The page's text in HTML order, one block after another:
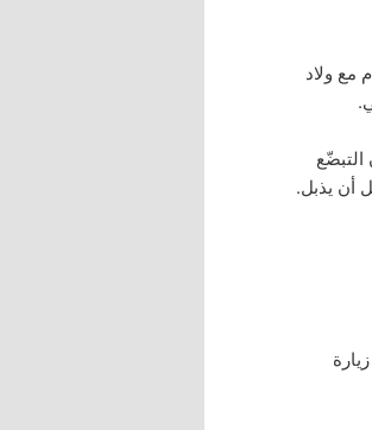
مع ولاد
أن يذبل.